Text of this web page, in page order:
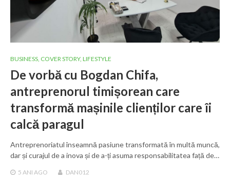
BUSINESS COVER STORY, LIFESTYLE
De vorbă cu Bogdan Chifa,
antreprenorul timișorean care
transformă mașinile clienților care îi
calcă paragul
Antreprenoriatul înseamnă pasiune transformată în multă muncă,
dar și curajul de a inova și de a-ți asuma responsabilitatea față de…
5 ANI AGO DAN012